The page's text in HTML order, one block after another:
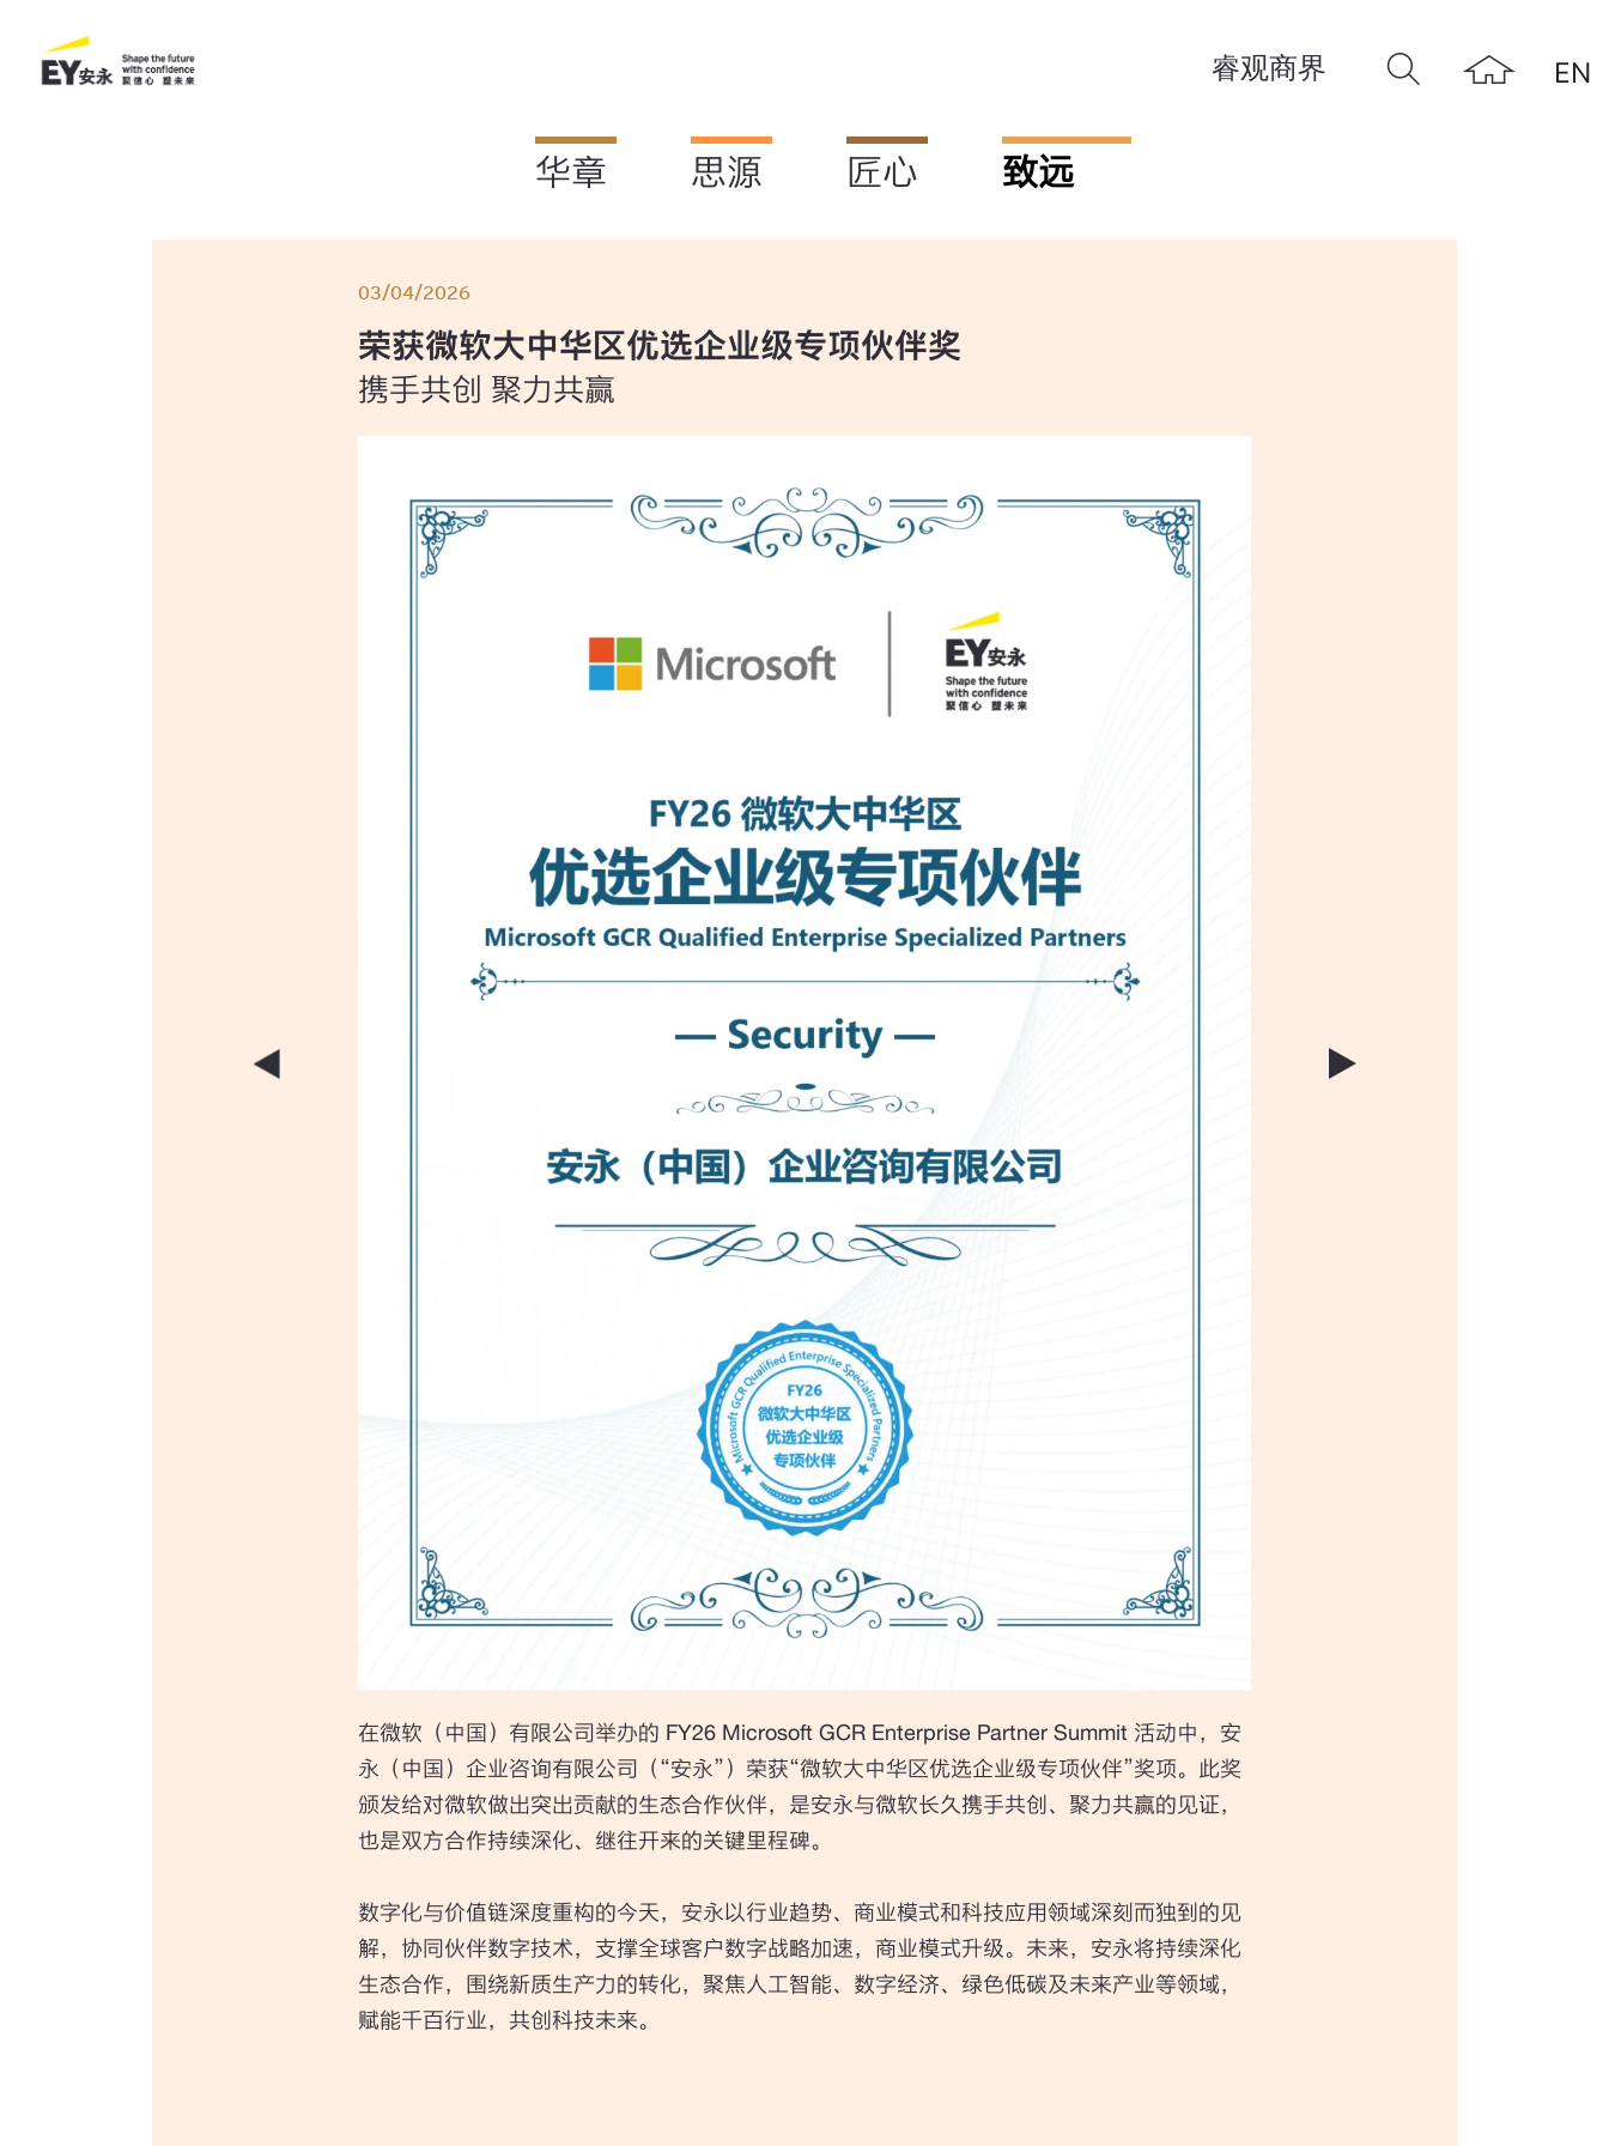
睿观商界 EN
华章 思源 匠心 致远
03/04/2026
荣获微软大中华区优选企业级专项伙伴奖
携手共创 聚力共赢
在微软（中国）有限公司举办的 FY26 Microsoft GCR Enterprise Partner Summit 活动中，安
永（中国）企业咨询有限公司（“安永”）荣获“微软大中华区优选企业级专项伙伴”奖项。此奖
颁发给对微软做出突出贡献的生态合作伙伴，是安永与微软长久携手共创、聚力共赢的见证，
也是双方合作持续深化、继往开来的关键里程碑。
数字化与价值链深度重构的今天，安永以行业趋势、商业模式和科技应用领域深刻而独到的见
解，协同伙伴数字技术，支撑全球客户数字战略加速，商业模式升级。未来，安永将持续深化
生态合作，围绕新质生产力的转化，聚焦人工智能、数字经济、绿色低碳及未来产业等领域，
赋能千百行业，共创科技未来。